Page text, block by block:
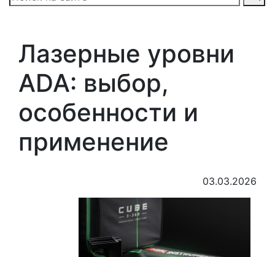
Лазерные уровни
ADA: выбор,
особенности и
применение
03.03.2026